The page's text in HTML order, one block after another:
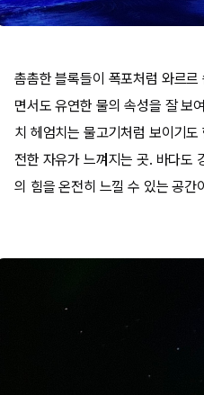
촘촘한 블록들이 폭포처럼 와르르
면서도 유연한 물의 속성을 잘 보
치 헤엄치는 물고기처럼 보이기
전한 자유가 느껴지는 곳. 바다도
의 힘을 온전히 느낄 수 있는 공간